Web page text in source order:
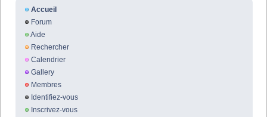
Accueil
Forum
Aide
Rechercher
Calendrier
Gallery
Membres
Identifiez-vous
Inscrivez-vous